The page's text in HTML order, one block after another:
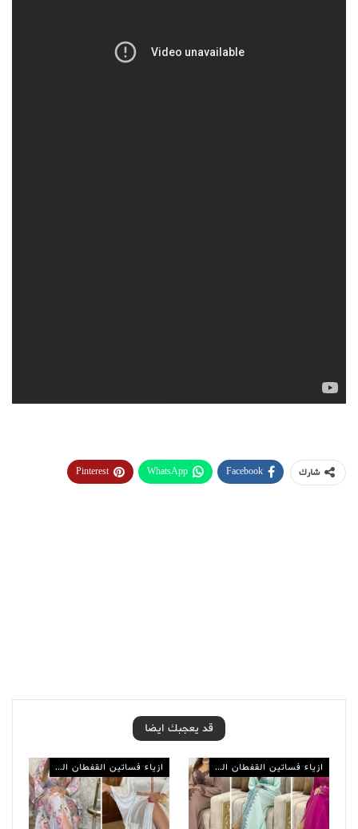
شارك Facebook
WhatsApp
Pinterest
قد يعجبك ايضا
ازياء فساتين القفطان المغربي ازياء فساتين القفطان المغربي